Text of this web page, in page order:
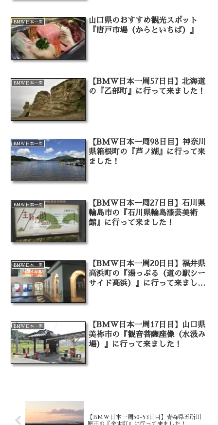
BMW日本一周
山口県のおすすめ観光スポット
『唐戸市場（からといちば）』
BMW日本一周
【BMW日本一周57日目】北海道
の『乙部町』に行って来ました！
BMW日本一周
【BMW日本一周98日目】神奈川
県箱根町の『芦ノ湖』に行って来
ました！
BMW日本一周
【BMW日本一周27日目】石川県
輪島市の『石川県輪島漆芸美術
館』に行って来ました！
BMW日本一周
【BMW日本一周20日目】福井県
高浜町の『湯っぷる（道の駅シー
サイド高浜）』に行って来まし
BMW日本一周
【BMW日本一周17日目】山口県
美祢市の『観音菩薩座像（水汲み
場）』に行って来ました！
【BMW日本一周50-53日目】青森県五所川